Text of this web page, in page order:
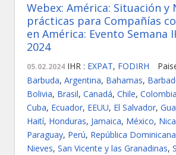
Webex: América: Situación y
prácticas para Compañías
en América: Evento Semana
2024
05.02.2024 IHR : EXPAT, FODIRH
Barbuda, Argentina, Bahamas,
Bolivia, Brasil, Canadá, Chile, Colombia
Cuba, Ecuador, EEUU, El Salvador,
Haití, Honduras, Jamaica, México,
Paraguay, Perú, República Dominicana
Nieves, San Vicente y las Granadinas,